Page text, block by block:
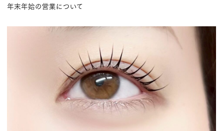
年末年始の営業について